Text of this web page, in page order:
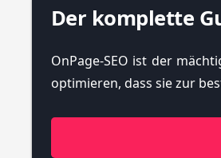
Der komplette
OnPage-SEO ist der
optimieren, dass sie zur